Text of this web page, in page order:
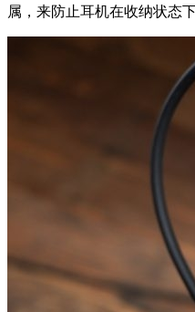
属，来防止耳机在收纳状态